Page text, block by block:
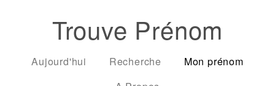
Trouve Prénom
Aujourd'hui Recherche
Mon prénom